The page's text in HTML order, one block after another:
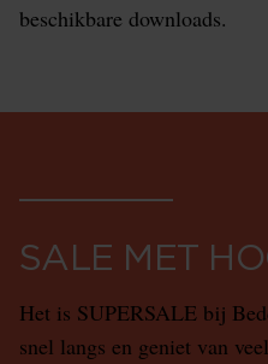
beschikbare downloads.
SALE MET
Het is SUPERSALE bij
snel langs en geniet van